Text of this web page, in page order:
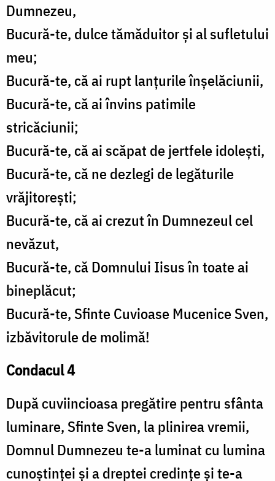
Dumnezeu,
Bucură-te, dulce tămăduitor și al sufletului
meu;
Bucură-te, că ai rupt lanțurile înșelăciunii,
Bucură-te, că ai învins patimile
stricăciunii;
Bucură-te, că ai scăpat de jertfele idolești,
Bucură-te, că ne dezlegi de legăturile
vrăjitorești;
Bucură-te, că ai crezut în Dumnezeul cel
nevăzut,
Bucură-te, că Domnului Iisus în toate ai
bineplăcut;
Bucură-te, Sfinte Cuvioase Mucenice Sven,
izbăvitorule de molimă!
Condacul 4
După cuviincioasa pregătire pentru sfânta
luminare, Sfinte Sven, la plinirea vremii,
Domnul Dumnezeu te-a luminat cu lumina
cunoștinței și a dreptei credințe și te-a